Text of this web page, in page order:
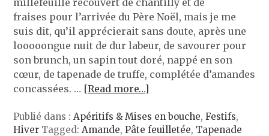
fraises pour l’arrivée du Père Noël, mais je me
suis dit, qu’il apprécierait sans doute, après une
looooongue nuit de dur labeur, de savourer pour
son brunch, un sapin tout doré, nappé en son
cœur, de tapenade de truffe, complétée d’amandes
concassées. … [Read more…]
Publié dans : Apéritifs & Mises en bouche,Festifs,
Hiver Tagged: Amande,Pâte feuilletée, Tapenade